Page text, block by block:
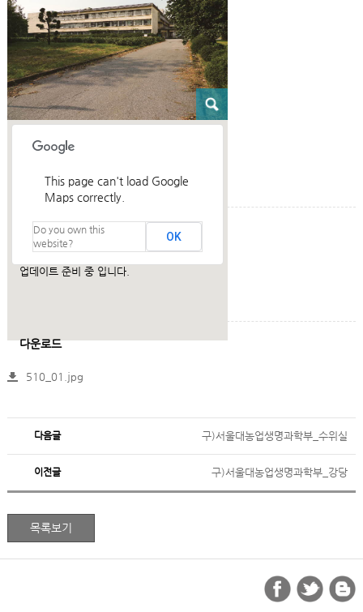
This page can't load Google
Maps correctly.
Do you own this
website?
OK
건축설명
업데이트 준비 중 입니다.
다운로드
510_01.jpg
다음글 구)서울대농업생명과학부_수위실
이전글 구)서울대농업생명과학부_강당